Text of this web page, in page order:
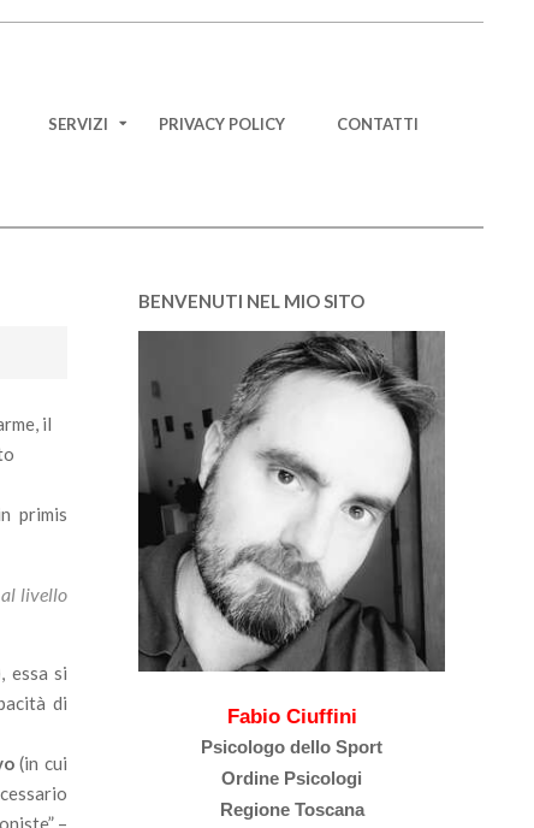
SERVIZI PRIVACY POLICY CONTATTI
il
primis
al livello
essa si
di
(in cui
–
BENVENUTI NEL MIO SITO
Fabio Ciuffini
Psicologo dello Sport
Ordine Psicologi
Regione Toscana